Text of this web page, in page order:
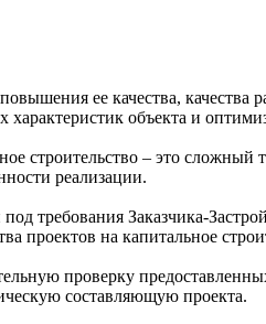
ее качества, качества
объекта и
строительство – это
реализации.
требования Заказчика-
проектов на капитальное
проверку
составляющую проекта.